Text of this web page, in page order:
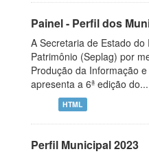
Painel - Perfil dos
A Secretaria de Estado
Patrimônio (Seplag) por
Produção da Informação
apresenta a 6ª edição do...
HTML
Perfil Municipal 2023